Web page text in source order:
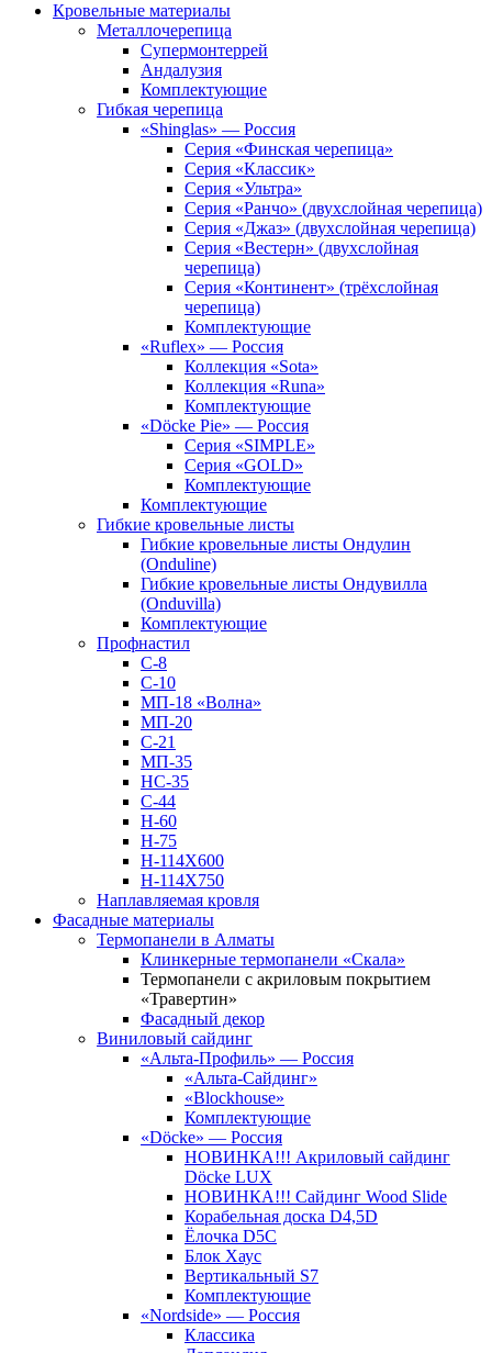
Кровельные материалы
Металлочерепица
Супермонтеррей
Андалузия
Комплектующие
Гибкая черепица
«Shinglas» — Россия
Серия «Финская черепица»
Серия «Классик»
Серия «Ультра»
Серия «Ранчо» (двухслойная черепица)
Серия «Джаз» (двухслойная черепица)
Серия «Вестерн» (двухслойная
черепица)
Серия «Континент» (трёхслойная
черепица)
Комплектующие
«Ruflex» — Россия
Коллекция «Sota»
Коллекция «Runa»
Комплектующие
«Döcke Pie» — Россия
Серия «SIMPLE»
Серия «GOLD»
Комплектующие
Комплектующие
Гибкие кровельные листы
Гибкие кровельные листы Ондулин
(Onduline)
Гибкие кровельные листы Ондувилла
(Onduvilla)
Комплектующие
Профнастил
С-8
С-10
МП-18 «Волна»
МП-20
С-21
МП-35
НС-35
С-44
Н-60
Н-75
Н-114Х600
Н-114Х750
Наплавляемая кровля
Фасадные материалы
Термопанели в Алматы
Клинкерные термопанели «Скала»
Термопанели с акриловым покрытием
«Травертин»
Фасадный декор
Виниловый сайдинг
«Альта-Профиль» — Россия
«Альта-Сайдинг»
«Blockhouse»
Комплектующие
«Döcke» — Россия
НОВИНКА!!! Акриловый сайдинг
Döcke LUX
НОВИНКА!!! Сайдинг Wood Slide
Корабельная доска D4,5D
Ёлочка D5C
Блок Хаус
Вертикальный S7
Комплектующие
«Nordside» — Россия
Классика